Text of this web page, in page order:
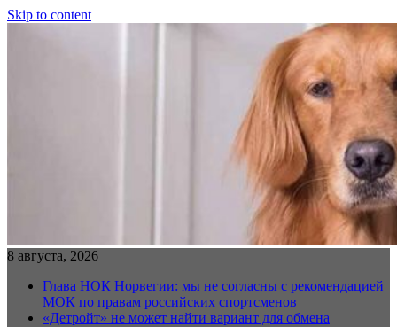
Skip to content
8 августа, 2026
Глава НОК Норвегии: мы не согласны с рекомендацией
МОК по правам российских спортсменов
«Детройт» не может найти вариант для обмена